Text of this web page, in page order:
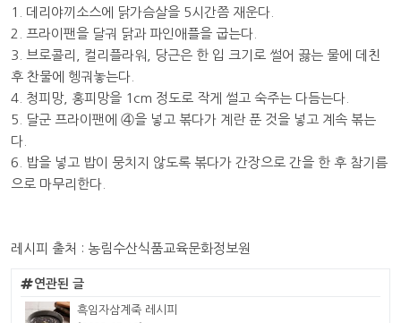
1. 데리야끼소스에 닭가슴살을 5시간쯤 재운다.
2. 프라이팬을 달궈 닭과 파인애플을 굽는다.
3. 브로콜리, 컬리플라워, 당근은 한 입 크기로 썰어 끓는 물에 데친
후 찬물에 헹궈놓는다.
4. 청피망, 홍피망을 1cm 정도로 작게 썰고 숙주는 다듬는다.
5. 달군 프라이팬에 ④을 넣고 볶다가 계란 푼 것을 넣고 계속 볶는
다.
6. 밥을 넣고 밥이 뭉치지 않도록 볶다가 간장으로 간을 한 후 참기름
으로 마무리한다.
레시피 출처 : 농림수산식품교육문화정보원
연관된 글
흑임자삼계죽 레시피